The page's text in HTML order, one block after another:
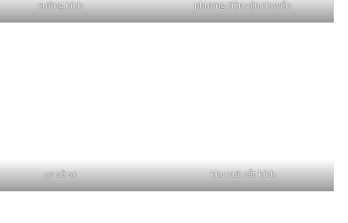
xưởng kính phương tiện vận chuyển
cơ sở sx khu vực cắt kính